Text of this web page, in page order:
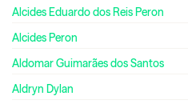
Alcides Eduardo dos Reis Peron
Alcides Peron
Aldomar Guimarães dos Santos
Aldryn Dylan